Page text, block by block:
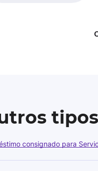
consignado para